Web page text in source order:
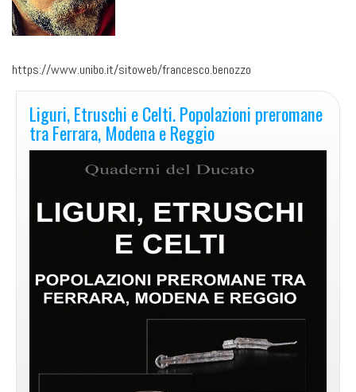
https://www.unibo.it/sitoweb/francesco.benozzo
Liguri, Etruschi e Celti. Popolazioni preromane
tra Ferrara, Modena e Reggio